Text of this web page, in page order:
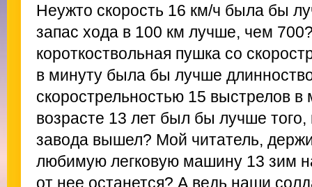
Неужто скорость 16 км/ч была бы
запас хода в 100 км лучше, чем
короткоствольная пушка со
в минуту была бы лучше
скорострельностью 15 выстрелов в
возрасте 13 лет был бы лучше
завода вышел? Мой читатель,
любимую легковую машину 13 зим
от нее останется? А ведь наши